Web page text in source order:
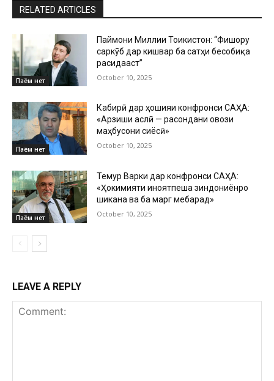
RELATED ARTICLES
Паём нет
Паймони Миллии Тоҷикистон: “Фишору
саркӯб дар кишвар ба сатҳи бесобиқа
расидааст”
October 10, 2025
Паём нет
Кабирӣ дар ҳошияи конфронси САҲА:
«Арзиши аслӣ — расондани овози
маҳбусони сиёсӣ»
October 10, 2025
Паём нет
Темур Варки дар конфронси САҲА:
«Ҳокимияти ҷиноятпеша зиндониёнро
шиканҷа ва ба марг мебарад»
October 10, 2025
LEAVE A REPLY